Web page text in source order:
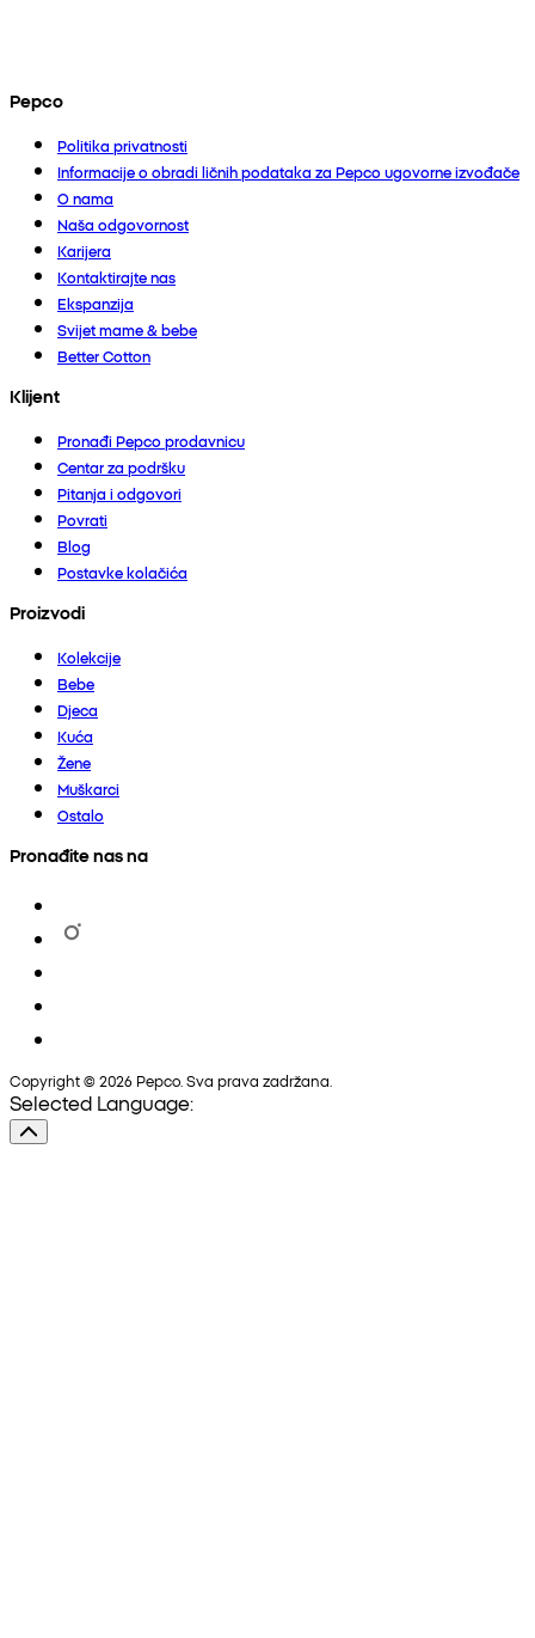
Pepco
Politika privatnosti
Informacije o obradi ličnih podataka za Pepco ugovorne izvođače
O nama
Naša odgovornost
Karijera
Kontaktirajte nas
Ekspanzija
Svijet mame & bebe
Better Cotton
Klijent
Pronađi Pepco prodavnicu
Centar za podršku
Pitanja i odgovori
Povrati
Blog
Postavke kolačića
Proizvodi
Kolekcije
Bebe
Djeca
Kuća
Žene
Muškarci
Ostalo
Pronađite nas na
Copyright © 2026 Pepco. Sva prava zadržana.
Selected Language: